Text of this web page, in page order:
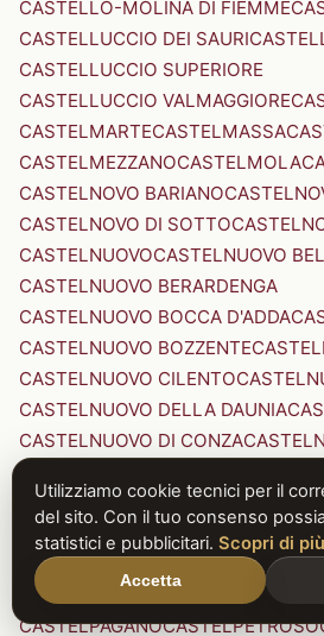
CASTELLO-MOLINA DI FIEMME
CASTELLUCCIO DEI SAURI
CASTELLUCCIO SUPERIORE
CASTELLUCCIO VALMAGGIORE
CASTELMARTECASTELMASSA
CASTELMEZZANOCASTELMOLA
CASTELNOVO BARIANO
CASTELNOVO DI SOTTO
CASTELNUOVOCASTELNUOVO
CASTELNUOVO BERARDENGA
CASTELNUOVO BOCCA D'ADDA
CASTELNUOVO BOZZENTE
CASTELNUOVO CILENTO
CASTELNUOVO DELLA DAUNIA
CASTELNUOVO DI CONZA
CASTELNUOVO DI PORTO
CASTELNUOVO MAGRA
CASTELNUOVO PARANO
CASTELNUOVO SCRIVIA
CASTELPAGANOCASTELPETROSO
Utilizziamo cookie tecnici per il
del sito. Con il tuo consenso
statistici e pubblicitari. Scopri di più
Accetta